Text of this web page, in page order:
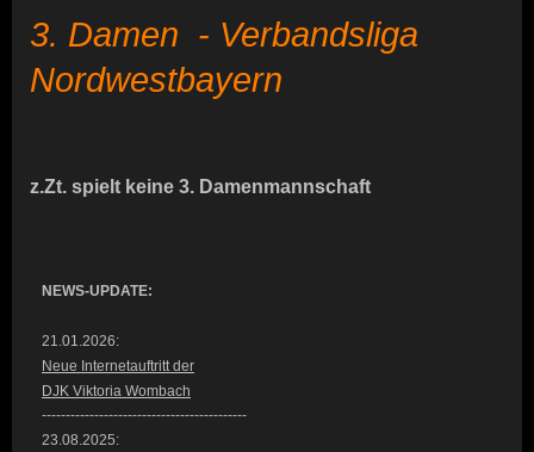
3. Damen - Verbandsliga
Nordwestbayern
z.Zt. spielt keine 3. Damenmannschaft
NEWS-UPDATE:
21.01.2026:
Neue Internetauftritt der
DJK Viktoria Wombach
-------------------------------------------
23.08.2025: